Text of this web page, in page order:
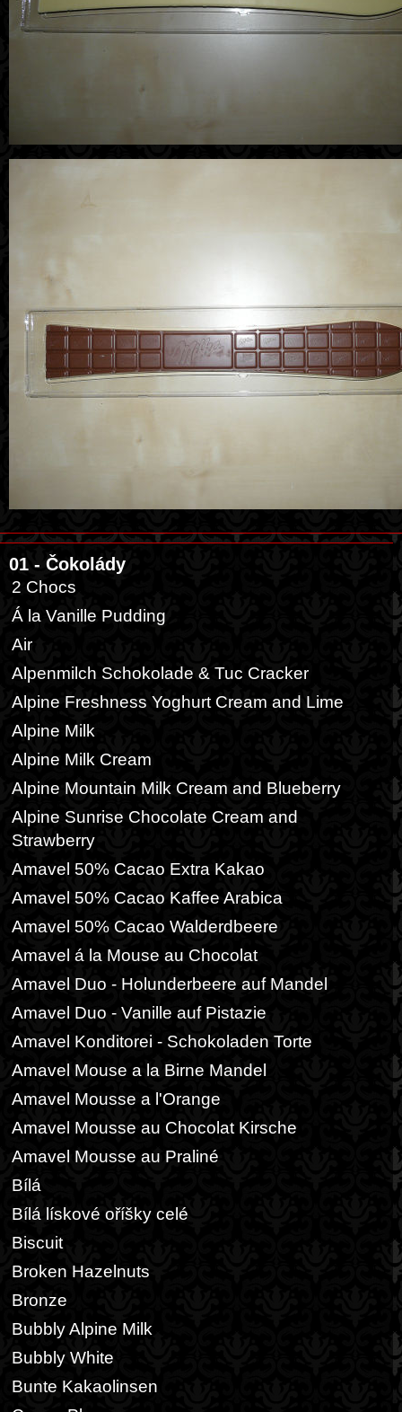
01 - Čokolády
2 Chocs
Á la Vanille Pudding
Air
Alpenmilch Schokolade & Tuc Cracker
Alpine Freshness Yoghurt Cream and Lime
Alpine Milk
Alpine Milk Cream
Alpine Mountain Milk Cream and Blueberry
Alpine Sunrise Chocolate Cream and
Strawberry
Amavel 50% Cacao Extra Kakao
Amavel 50% Cacao Kaffee Arabica
Amavel 50% Cacao Walderdbeere
Amavel á la Mouse au Chocolat
Amavel Duo - Holunderbeere auf Mandel
Amavel Duo - Vanille auf Pistazie
Amavel Konditorei - Schokoladen Torte
Amavel Mouse a la Birne Mandel
Amavel Mousse a l'Orange
Amavel Mousse au Chocolat Kirsche
Amavel Mousse au Praliné
Bílá
Bílá lískové oříšky celé
Biscuit
Broken Hazelnuts
Bronze
Bubbly Alpine Milk
Bubbly White
Bunte Kakaolinsen